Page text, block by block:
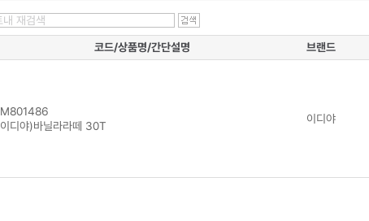
코드/상품명/간단설명 브랜드
M801486
이디야)바닐라라떼 30T
이디야